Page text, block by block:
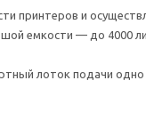
принтеров и
емкости — до 4000
лоток подачи